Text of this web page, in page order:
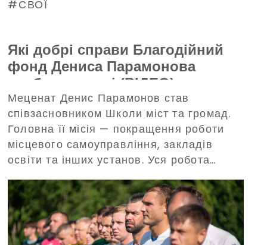
СВОЇ
Які добрі справи Благодійний
фонд Дениса Парамонова
зробив у липні (ВІДЕО)
Меценат Денис Парамонов став
співзасновником Школи міст та громад.
Головна її місія — покращення роботи
місцевого самоуправління, закладів
освіти та інших установ. Уся робота
громад та їхнього розвитку.